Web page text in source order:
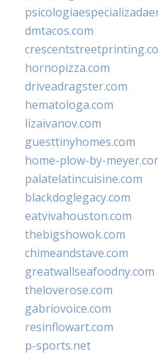
dmtacos.com
hornopizza.com
driveadragster.com
hematologa.com
lizaivanov.com
guesttinyhomes.com
home-plow-by-
palatelatincuisine.com
blackdoglegacy.com
eatvivahouston.com
thebigshowok.com
chimeandstave.com
greatwallseafoodny.com
theloverose.com
gabriovoice.com
resinflowart.com
p-sports.net